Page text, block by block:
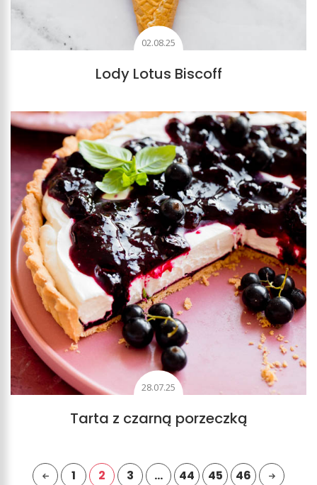
02.08.25
Lody Lotus Biscoff
28.07.25
Tarta z czarną porzeczką
1 2 3 … 44 45 46